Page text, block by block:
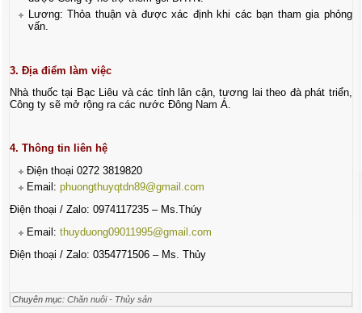
Lương: Thỏa thuận và được xác định khi các bạn tham gia phỏng
vấn.
3. Địa điểm làm việc
Nhà thuốc tại Bạc Liêu và các tỉnh lân cận, tương lai theo đà phát triển,
Công ty sẽ mở rộng ra các nước Đông Nam Á.
4. Thông tin liên hệ
Điện thoại 0272 3819820
Email:phuongthuyqtdn89@gmail.com
Điện thoại / Zalo: 0974117235 – Ms.Thúy
Email:thuyduong09011995@gmail.com
Điện thoại / Zalo: 0354771506 – Ms. Thủy
Chuyên mục:Chăn nuôi - Thủy sản